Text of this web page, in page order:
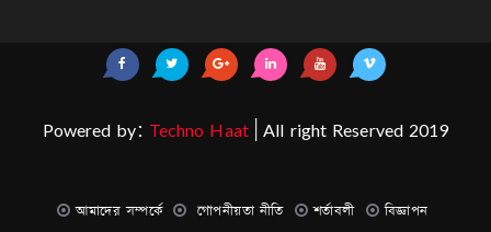
Powered by: Techno Haat| All right Reserved 2019
আমাদের সম্পর্কে গোপনীয়তা নীতি শর্তাবলী বিজ্ঞাপন